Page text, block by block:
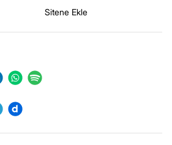
Sitene Ekle